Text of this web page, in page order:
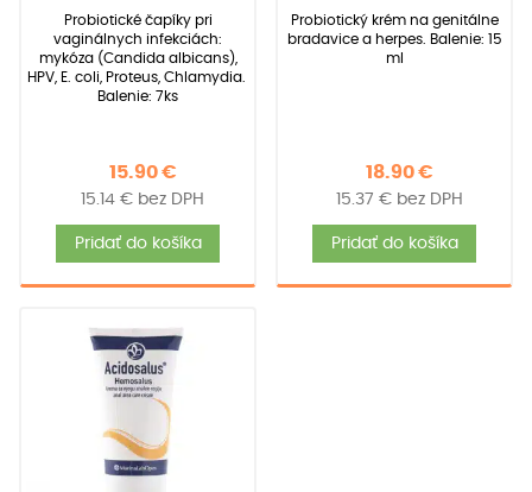
základe
zákazníckych
recenzií
Probiotické čapíky pri
vaginálnych infekciách:
mykóza (Candida albicans),
HPV, E. coli, Proteus, Chlamydia.
Balenie: 7ks
15.90€
15.14 € bez DPH
Pridať do košíka
základe
zákazníckych
recenzií
Probiotický krém na genitálne
bradavice a herpes. Balenie: 15
ml
18.90€
15.37 €bez DPH
Pridať do košíka